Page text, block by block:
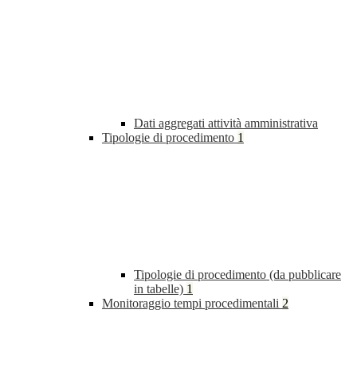
Dati aggregati attività amministrativa
Tipologie di procedimento 1
Tipologie di procedimento (da pubblicare
in tabelle) 1
Monitoraggio tempi procedimentali 2